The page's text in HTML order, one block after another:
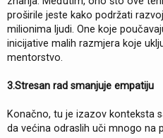
proširile jeste kako podržati
milionima ljudi. One koje
inicijative malih razmjera koje
mentorstvo.
3.Stresan rad smanjuje empatiju
Konačno, tu je izazov konteksta
da većina odraslih uči mnogo na